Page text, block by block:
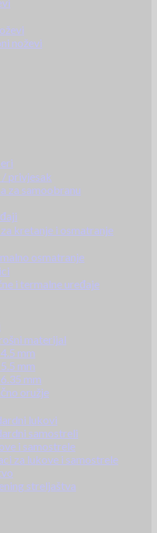
noževi
privjesak
za samoobranu
kretanje i osmatranje
osmatranje
i termalne uređaje
materijal
mm
mm
mm
oružje
lukovi
samostreli
i samostrele
za lukove i samostrele
streljaštva